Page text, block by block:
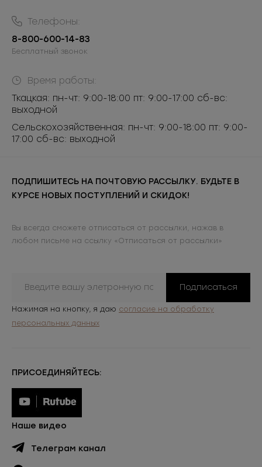
Телефоны:
8-800-600-14-83
Бесплатный звонок
Время работы:
Ткацкая: пн-чт: 9:00-18:00 пт: 9:00-17:00 сб-вс:
выходной
Сельскохозяйственная: пн-чт: 9:00-18:00 пт: 9:00-
17:00 сб-вс: выходной
ПОДПИШИТЕСЬ НА ПОЧТОВУЮ РАССЫЛКУ. БУДЬТЕ В
КУРСЕ НОВЫХ ПОСТУПЛЕНИЙ И СКИДОК!
Вы всегда сможете отписаться от рассылки, нажав в
любом письме на ссылку «Отписаться от рассылки»
Подписаться
Нажимая на кнопку, я даю согласие на обработку
персональных данных
ПРИСОЕДИНЯЙТЕСЬ:
Наше видео
Телеграм канал